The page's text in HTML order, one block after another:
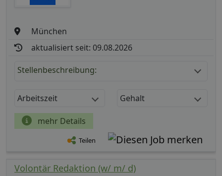
München
aktualisiert seit: 09.08.2026
Stellenbeschreibung:
Arbeitszeit Gehalt
mehr Details
Teilen
Volontär Redaktion (w/ m/ d)